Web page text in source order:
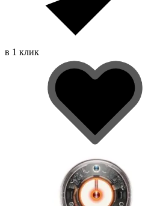
в 1 клик